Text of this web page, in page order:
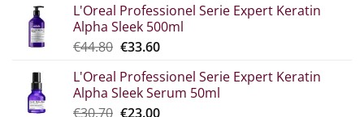
L'Oreal Professionel Serie Expert Keratin
Alpha Sleek 500ml
€44.80 Original
was:
€44.80.
€33.60Η
τιμή
είναι:
€33.60.
L'Oreal Professionel Serie Expert Keratin
Alpha Sleek Serum 50ml
€30.70 Original
€23.00Η